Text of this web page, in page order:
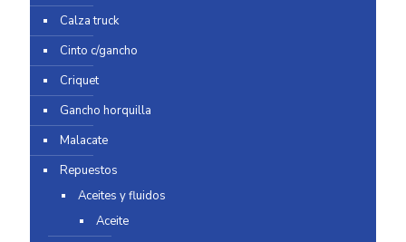
Calza truck
Cinto c/gancho
Criquet
Gancho horquilla
Malacate
Repuestos
Aceites y fluidos
Aceite